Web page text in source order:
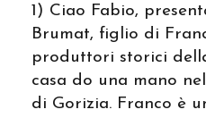
1) Ciao Fabio,
Brumat, figlio di
produttori storici
casa do una mano
di Gorizia. Franco è